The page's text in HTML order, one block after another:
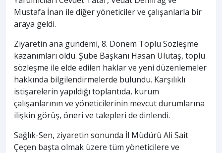
Mustafa İnan ile diğer yöneticiler ve çalışanlarla bir
araya geldi.
Ziyaretin ana gündemi, 8. Dönem Toplu Sözleşme
kazanımları oldu. Şube Başkanı Hasan Ulutaş, toplu
sözleşme ile elde edilen haklar ve yeni düzenlemeler
hakkında bilgilendirmelerde bulundu. Karşılıklı
istişarelerin yapıldığı toplantıda, kurum
çalışanlarının ve yöneticilerinin mevcut durumlarına
ilişkin görüş, öneri ve talepleri de dinlendi.
Sağlık-Sen, ziyaretin sonunda İl Müdürü Ali Sait
Çeçen başta olmak üzere tüm yöneticilere ve